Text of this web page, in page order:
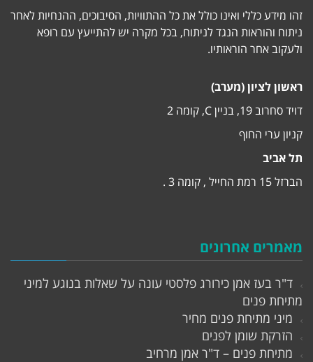
זהו מידע כללי ואינו כולל את כל ההתוויות, הסיבוכים, ההנחיות לאחר
ניתוח והוראות הנגד לניתוח, בכל מקרה יש להתייעץ עם רופא
ולעקוב אחר הוראותיו.
ראשון לציון (מערב)
דויד סחרוב 19, בניין C, קומה 2
קניון ערי החוף
תל אביב
הברזל 15 רמת החייל , קומה 3 .
מאמרים אחרונים
ד"ר בעז אמן כירורג פלסטי עונה על שאלות בנוגע למיני
מתיחת פנים
מיני מתיחת פנים מחיר
הזרקת שומן לפנים
מתיחת פנים – ד"ר אמן מרחיב